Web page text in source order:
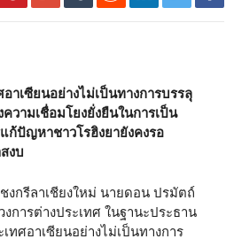
าเซียนอย่างไม่เป็นทางการบรรลุ
วามเชื่อมโยงยั่งยืนในการเป็น
ก้ปัญหาชาวโรฮิงยายังคงรอ
งบ
งกรีลาเชียงใหม่ นายดอน ปรมัตถ์
การต่างประเทศ ในฐานะประธาน
ทศอาเซียนอย่างไม่เป็นทางการ